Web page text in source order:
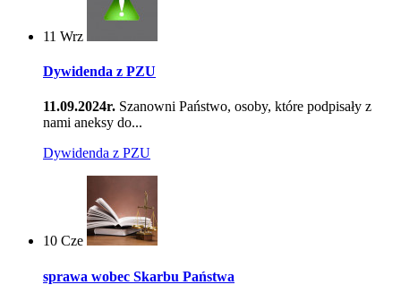
11 Wrz
Dywidenda z PZU
11.09.2024r. Szanowni Państwo, osoby, które podpisały z
nami aneksy do...
Dywidenda z PZU
10 Cze
sprawa wobec Skarbu Państwa